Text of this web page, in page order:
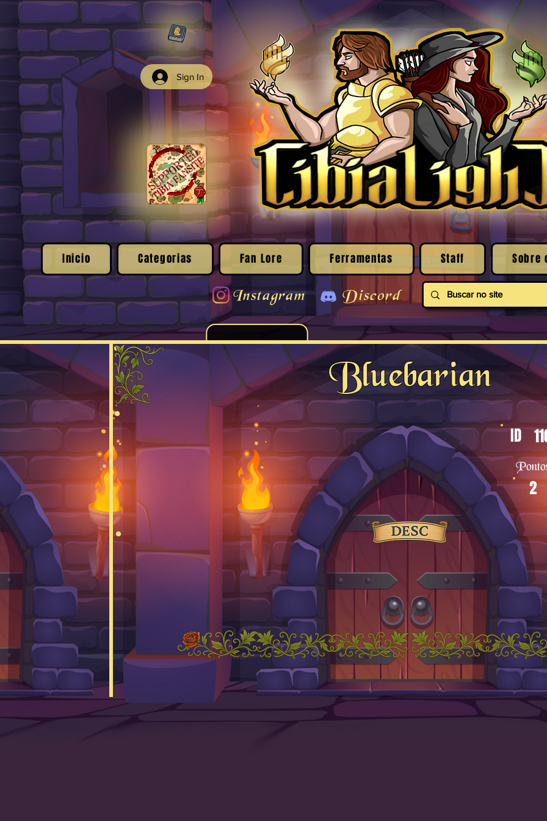
Sign In
Inicio Categorias Fan Lore Ferramentas Staff Sobre
Instagram Discord
ID
2
Bluebarian